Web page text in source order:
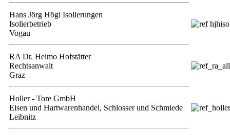
Hans Jörg Högl Isolierungen
Isolierbetrieb
Vogau
RA Dr. Heimo Hofstätter
Rechtsanwalt
Graz
Holler - Tore GmbH
Eisen und Hartwarenhandel, Schlosser und Schmiede
Leibnitz